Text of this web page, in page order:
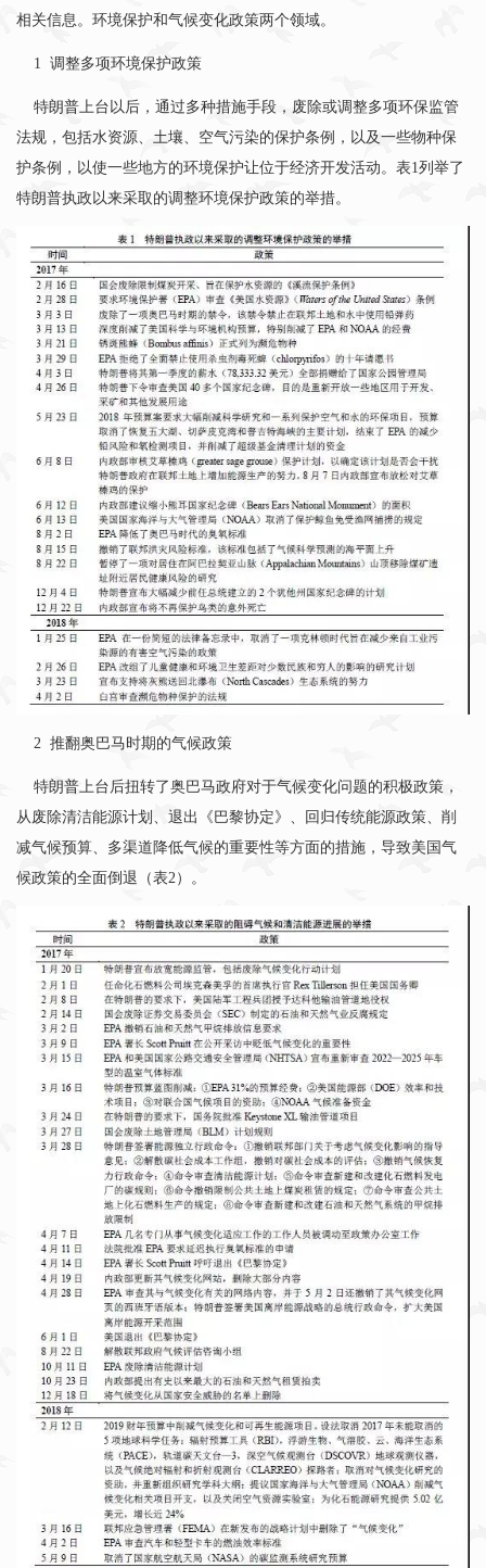
相关信息。环境保护和气候变化政策两个领域。
1 调整多项环境保护政策
特朗普上台以后，通过多种措施手段，废除或调整多项环保监管
法规，包括水资源、土壤、空气污染的保护条例，以及一些物种保
护条例，以使一些地方的环境保护让位于经济开发活动。表1列举了
特朗普执政以来采取的调整环境保护政策的举措。
2 推翻奥巴马时期的气候政策
特朗普上台后扭转了奥巴马政府对于气候变化问题的积极政策，
从废除清洁能源计划、退出《巴黎协定》、回归传统能源政策、削
减气候预算、多渠道降低气候的重要性等方面的措施，导致美国气
候政策的全面倒退（表2）。